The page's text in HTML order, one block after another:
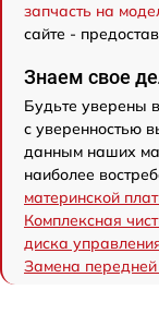
запчасть на
сайте -
Знаем свое
Будьте уверены
с уверенностью
данным наших
наиболее
материнской
Комплексная
диска
Замена